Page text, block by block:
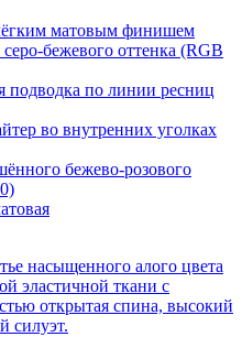
матовым финишем
бежевого оттенка (RGB
подводка по линии ресниц
во внутренних уголках
бежево-розового
насыщенного алого цвета
эластичной ткани с
открытая спина, высокий
силуэт.